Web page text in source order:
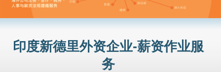
印度新德里外资企业-薪资作业服
务